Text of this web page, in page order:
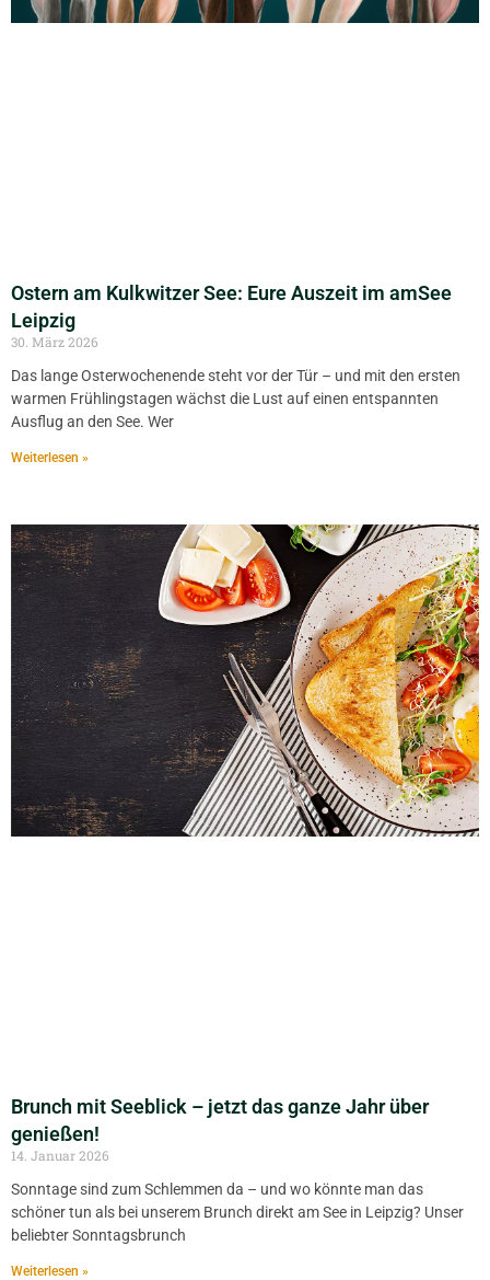
Ostern am Kulkwitzer See: Eure Auszeit im amSee
Leipzig
30. März 2026
Das lange Osterwochenende steht vor der Tür – und mit den ersten
warmen Frühlingstagen wächst die Lust auf einen entspannten
Ausflug an den See. Wer
Weiterlesen »
Brunch mit Seeblick – jetzt das ganze Jahr über
genießen!
14. Januar 2026
Sonntage sind zum Schlemmen da – und wo könnte man das
schöner tun als bei unserem Brunch direkt am See in Leipzig? Unser
beliebter Sonntagsbrunch
Weiterlesen »